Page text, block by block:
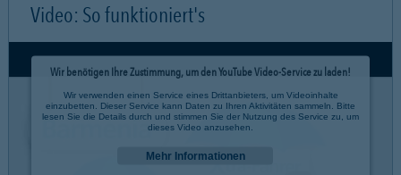
Video: So funktioniert's
Wir benötigen Ihre Zustimmung, um den YouTube Video-Service zu laden!
Wir verwenden einen Service eines Drittanbieters, um Videoinhalte
einzubetten. Dieser Service kann Daten zu Ihren Aktivitäten sammeln. Bitte
lesen Sie die Details durch und stimmen Sie der Nutzung des Service zu, um
dieses Video anzusehen.
Mehr Informationen